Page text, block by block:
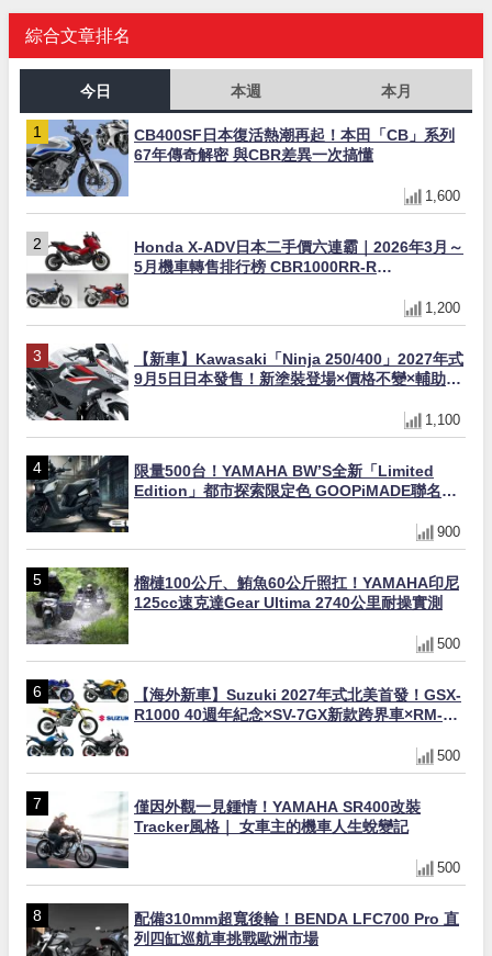
綜合文章排名
今日 本週 本月
CB400SF日本復活熱潮再起！本田「CB」系列
67年傳奇解密 與CBR差異一次搞懂
1,600
Honda X-ADV日本二手價六連霸｜2026年3月～
5月機車轉售排行榜 CBR1000RR-R
1,200
【新車】Kawasaki「Ninja 250/400」2027年式
9月5日日本發售！新塗裝登場×價格不變×輔助滑
1,100
限量500台！YAMAHA BW’S全新「Limited
Edition」都市探索限定色 GOOPiMADE聯名包
900
榴槤100公斤、鮪魚60公斤照扛！YAMAHA印尼
125cc速克達Gear Ultima 2740公里耐操實測
500
【海外新車】Suzuki 2027年式北美首發！GSX-
R1000 40週年紀念×SV-7GX新款跨界車×RM-
500
僅因外觀一見鍾情！YAMAHA SR400改裝
Tracker風格｜ 女車主的機車人生蛻變記
500
配備310mm超寬後輪！BENDA LFC700 Pro 直
列四缸巡航車挑戰歐洲市場